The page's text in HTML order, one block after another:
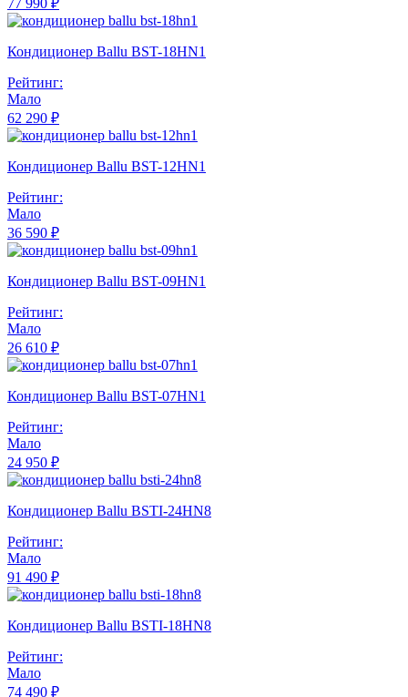
77 990 ₽
Кондиционер Ballu BST-18HN1
Рейтинг:
Мало
62 290 ₽
Кондиционер Ballu BST-12HN1
Рейтинг:
Мало
36 590 ₽
Кондиционер Ballu BST-09HN1
Рейтинг:
Мало
26 610 ₽
Кондиционер Ballu BST-07HN1
Рейтинг:
Мало
24 950 ₽
Кондиционер Ballu BSTI-24HN8
Рейтинг:
Мало
91 490 ₽
Кондиционер Ballu BSTI-18HN8
Рейтинг:
Мало
74 490 ₽